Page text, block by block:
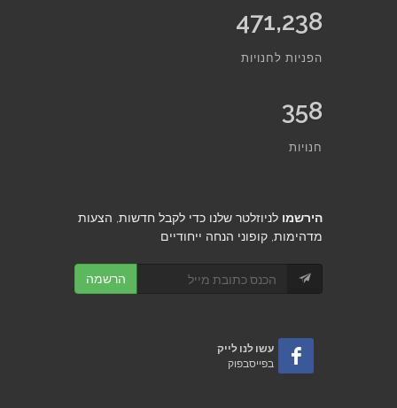
471,238
הפניות לחנויות
358
חנויות
הירשמו לניוזלטר שלנו כדי לקבל חדשות, הצעות
מדהימות, קופוני הנחה ייחודיים
הרשמה
עשו לנו לייק
בפייסבפוק